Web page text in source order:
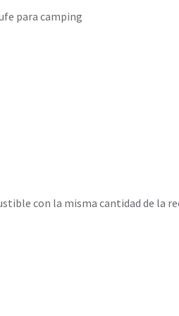
para camping
con la misma cantidad de la